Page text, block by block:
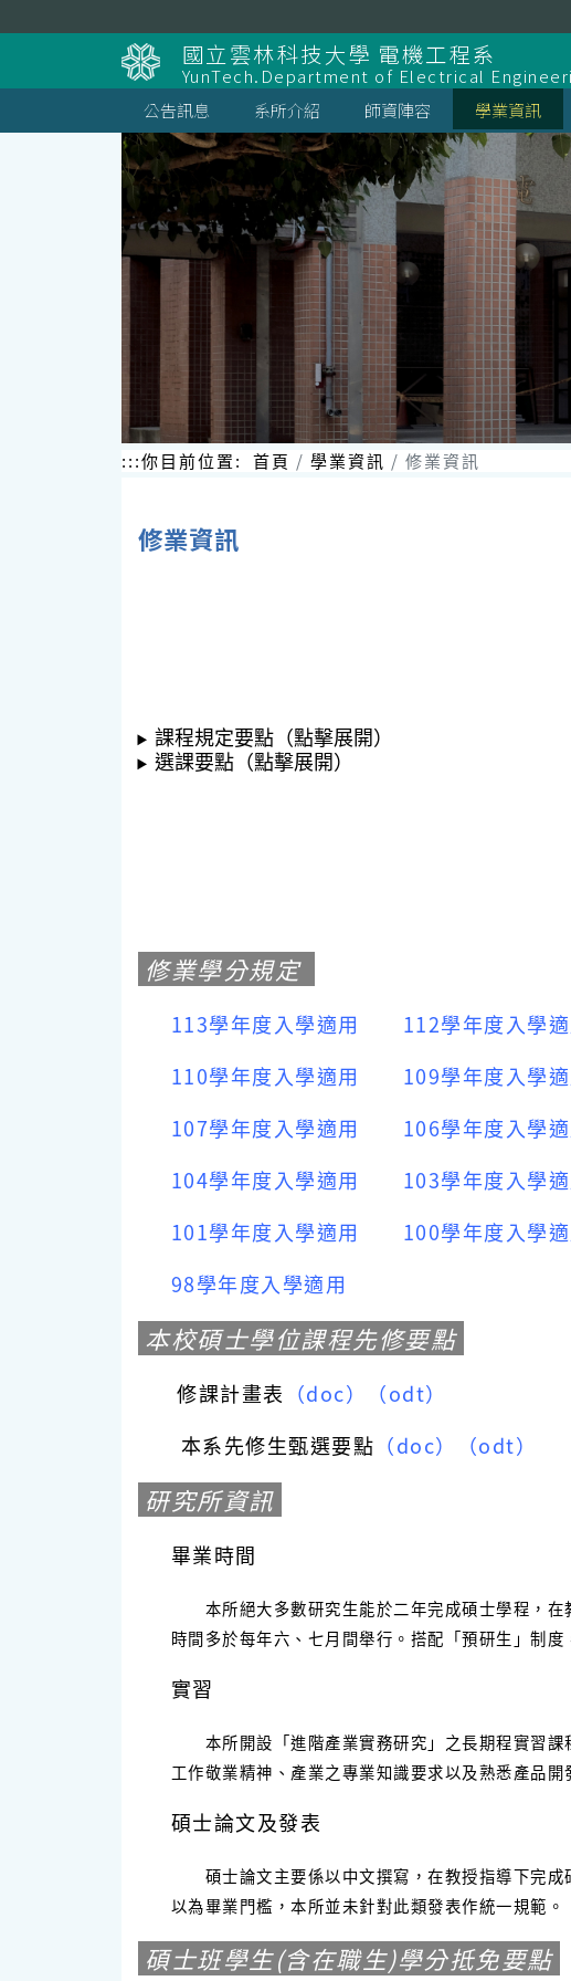
到
主
要
內
容
區
塊
國立雲林科技大學 電機工程系
YunTech.Department of Electrical
公告訊息
系所介紹 師資陣容 學業資訊
:::你目前位置: 首頁 學業資訊 修業資訊
修業資訊
課程規定要點（點擊展開）
選課要點（點擊展開）
修業學分規定
113學年度入學適用 112學年度入學
110學年度入學適用
109學年度入學
107學年度入學適用
106學年度入學
104學年度入學適用
103學年度入學
101學年度入學適用
100學年度入學
98學年度入學適用
本校碩士學位課程先修要點
修課計畫表 （doc）
（odt）
本系先修生甄選要點 （doc） （odt）
研究所資訊
畢業時間
本所絕大多數研究生能於二年完成碩士學程，在
時間多於每年六、七月間舉行。搭配「預研生」制度
實習
本所開設「進階產業實務研究」之長期程實習課
工作敬業精神、產業之專業知識要求以及熟悉產品開
碩士論文及發表
碩士論文主要係以中文撰寫，在教授指導下完成
以為畢業門檻，本所並未針對此類發表作統一規範。
碩士班學生(含在職生)學分抵免要點